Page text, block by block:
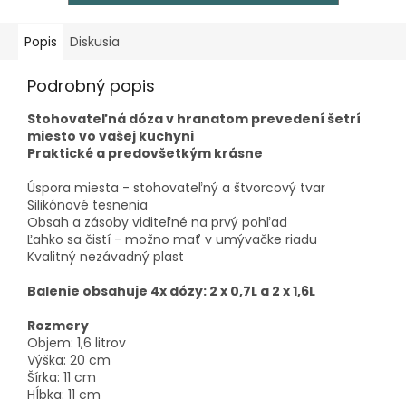
Popis Diskusia
Podrobný popis
Stohovateľná dóza v hranatom prevedení šetrí
miesto vo vašej kuchyni
Praktické a predovšetkým krásne
Úspora miesta - stohovateľný a štvorcový tvar
Silikónové tesnenia
Obsah a zásoby viditeľné na prvý pohľad
Ľahko sa čistí - možno mať v umývačke riadu
Kvalitný nezávadný plast
Balenie obsahuje 4x dózy: 2 x 0,7L a 2 x 1,6L
Rozmery
Objem: 1,6 litrov
Výška: 20 cm
Šírka: 11 cm
Hĺbka: 11 cm